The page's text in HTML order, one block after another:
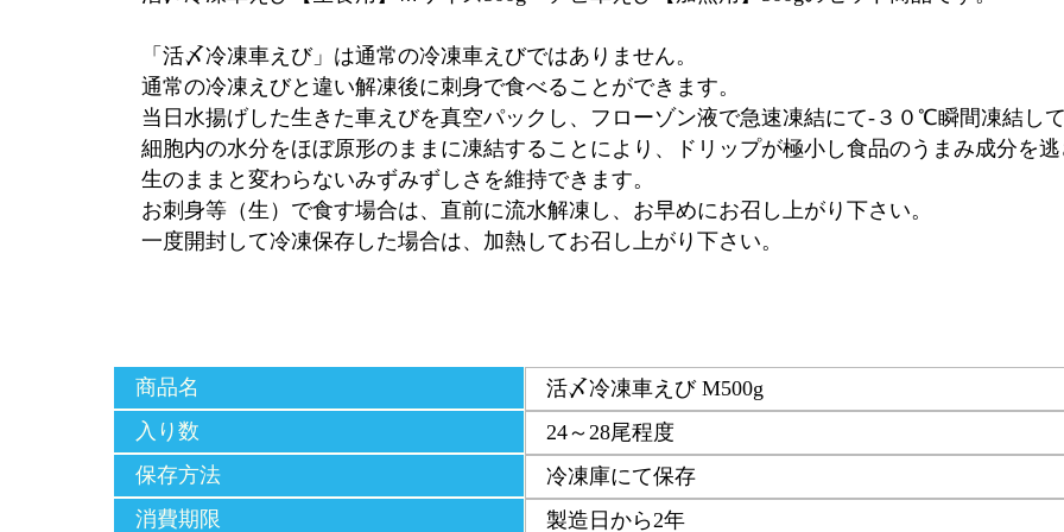
「活〆冷凍車えび」は通常の冷凍車えびではありません。
通常の冷凍えびと違い解凍後に刺身で食べることができます。
当日水揚げした生きた車えびを真空パックし、フローゾン液で急速凍結にて-３０℃瞬間凍結して
細胞内の水分をほぼ原形のままに凍結することにより、ドリップが極小し食品のうまみ成分を逃
生のままと変わらないみずみずしさを維持できます。
お刺身等（生）で食す場合は、直前に流水解凍し、お早めにお召し上がり下さい。
一度開封して冷凍保存した場合は、加熱してお召し上がり下さい。
商品名
活〆冷凍車えび M500g
入り数
24～28尾程度
保存方法
冷凍庫にて保存
消費期限
製造日から2年